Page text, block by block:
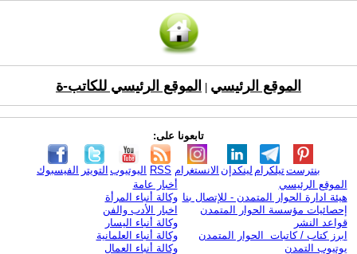
الموقع الرئيسي الموقع الرئيسي للكاتب-ة
تابعونا على:
الفيسبوك التويتر اليوتيوب RSS الانستغرام لينكدإن تيلكرامبنترست
الموقع الرئيسي
هيئة ادارة الحوار المتمدن - للإتصال بنا
إحصائيات مؤسسة الحوار المتمدن
قواعد النشر
ابرز كتاب / كاتبات الحوار المتمدن
يوتيوب التمدن
أخبار عامة
وكالة أنباء المرأة
اخبار الأدب والفن
وكالة أنباء اليسار
وكالة أنباء العلمانية
وكالة أنباء العمال